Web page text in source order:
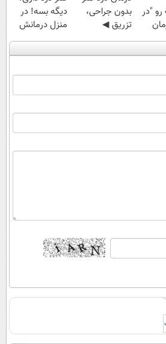
"در
+
بدون جراحی،
تزریق ◀
پرسش‌نامه رو پر
دیگه بسه! در
منزل درمانش
کن